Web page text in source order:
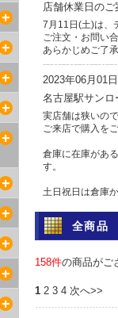
店舗休業日のご
7月11日(土)は、
ご注文・お問い
あらかじめご了
2023年06月01日
名古屋駅サン
実店舗は狭いの
ご来店で購入を
倉庫に在庫があ
す。
土日祝日は倉庫
問い合わせ
電話 052-583-
2023年06月01日
最近クレジット
す。
全商品
158件の商品がご
1 2 3 4 次へ>>